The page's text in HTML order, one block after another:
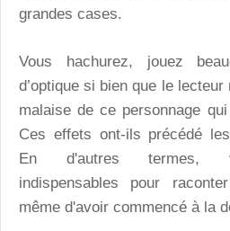
grandes cases.
Vous hachurez, jouez
d’optique si bien que le
malaise de ce personnage
Ces effets ont-ils précédé
En d'autres termes,
indispensables pour
même d'avoir commencé à la